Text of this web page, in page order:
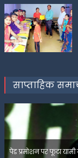
साप्ताहिक
पेड प्रमोशन पर फूटा